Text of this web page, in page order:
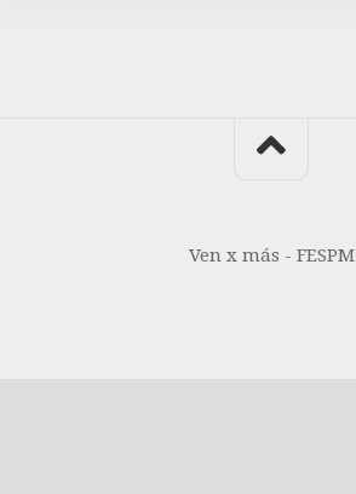
Ven x más - FESPM